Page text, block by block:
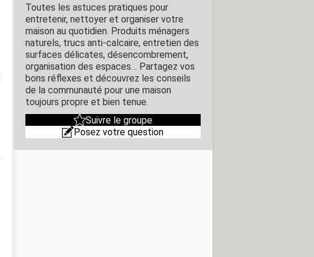
Toutes les astuces pratiques pour
entretenir, nettoyer et organiser votre
maison au quotidien. Produits ménagers
naturels, trucs anti-calcaire, entretien des
surfaces délicates, désencombrement,
organisation des espaces… Partagez vos
bons réflexes et découvrez les conseils
de la communauté pour une maison
toujours propre et bien tenue.
Suivre le groupe
Posez votre question